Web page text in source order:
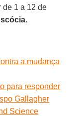
de 1 a 12 de
.
a mudança
para responder
Gallagher
Science